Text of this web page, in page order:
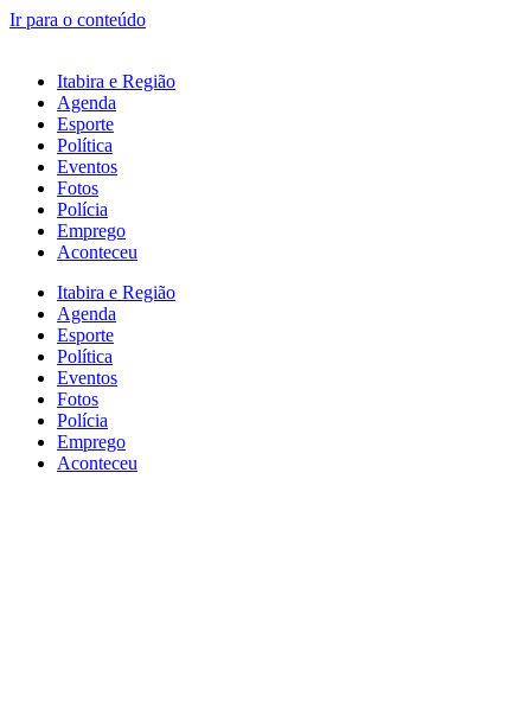
Ir para o conteúdo
Itabira e Região
Agenda
Esporte
Política
Eventos
Fotos
Polícia
Emprego
Aconteceu
Itabira e Região
Agenda
Esporte
Política
Eventos
Fotos
Polícia
Emprego
Aconteceu